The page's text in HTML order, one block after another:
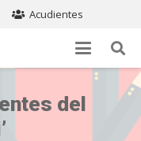
Acudientes
del